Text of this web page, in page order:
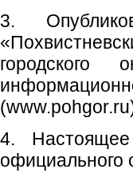
3.
городского
4.
официального